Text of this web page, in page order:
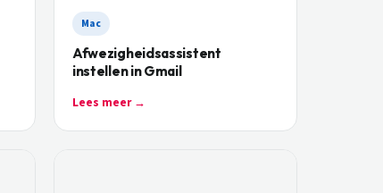
Mac
Afwezigheidsassistent
instellen in Gmail
Lees meer →